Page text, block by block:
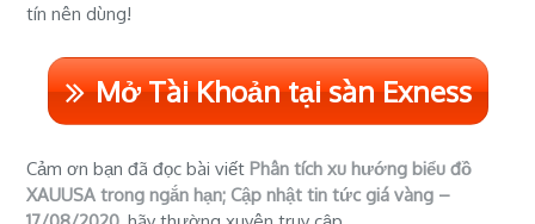
tín nên dùng!
Mở Tài Khoản tại sàn Exness
Cảm ơn bạn đã đọc bài viếtPhân tích xu hướng biểu đồ
XAUUSA trong ngắn hạn; Cập nhật tin tức giá vàng –